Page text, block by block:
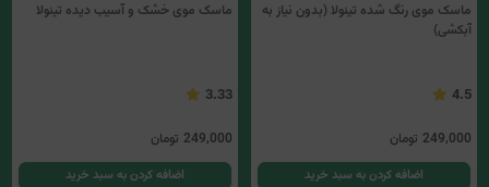
ماسک موی رنگ شده تینولا (بدون نیاز به
آبکشی)
4.5
249,000 تومان
اضافه کردن به سبد خرید
ماسک موی خشک و آسیب دیده تینولا
3.33
249,000 تومان
اضافه کردن به سبد خرید